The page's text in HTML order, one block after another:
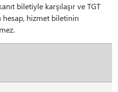
biletiyle karşılaşır ve TGT
hesap, hizmet biletinin